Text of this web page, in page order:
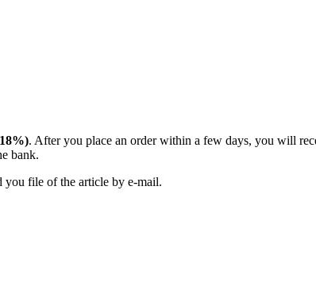
. After you place an order within a few days, you will
bank.
you file of the article by e-mail.